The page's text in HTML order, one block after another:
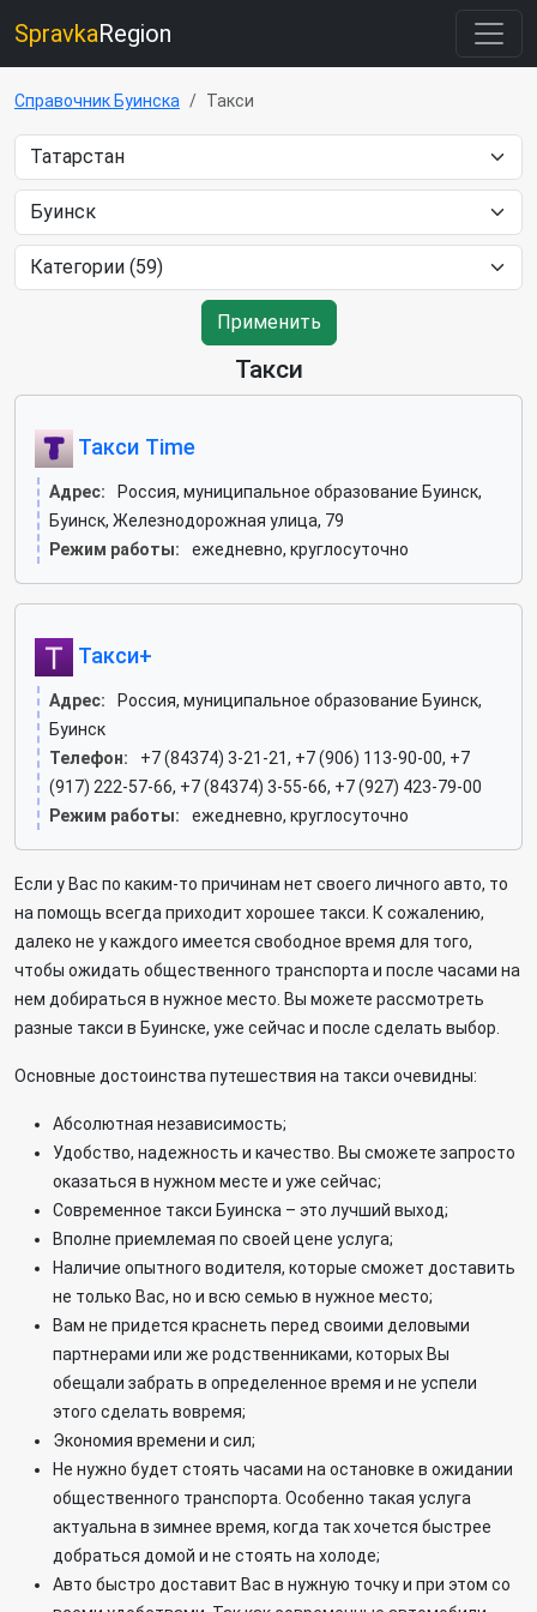
SpravkaRegion
Справочник Буинска Такси
Применить
Такси
Такси Time
Адрес:
Россия, муниципальное образование Буинск,
Буинск, Железнодорожная улица, 79
Режим работы:
ежедневно, круглосуточно
Такси+
Адрес:
Россия, муниципальное образование Буинск,
Буинск
Телефон:
+7 (84374) 3-21-21, +7 (906) 113-90-00, +7
(917) 222-57-66, +7 (84374) 3-55-66, +7 (927) 423-79-00
Режим работы:
ежедневно, круглосуточно
Если у Вас по каким-то причинам нет своего личного авто, то
на помощь всегда приходит хорошее такси. К сожалению,
далеко не у каждого имеется свободное время для того,
чтобы ожидать общественного транспорта и после часами на
нем добираться в нужное место. Вы можете рассмотреть
разные такси в Буинске, уже сейчас и после сделать выбор.
Основные достоинства путешествия на такси очевидны:
Абсолютная независимость;
Удобство, надежность и качество. Вы сможете запросто
оказаться в нужном месте и уже сейчас;
Современное такси Буинска – это лучший выход;
Вполне приемлемая по своей цене услуга;
Наличие опытного водителя, которые сможет доставить
не только Вас, но и всю семью в нужное место;
Вам не придется краснеть перед своими деловыми
партнерами или же родственниками, которых Вы
обещали забрать в определенное время и не успели
этого сделать вовремя;
Экономия времени и сил;
Не нужно будет стоять часами на остановке в ожидании
общественного транспорта. Особенно такая услуга
актуальна в зимнее время, когда так хочется быстрее
добраться домой и не стоять на холоде;
Авто быстро доставит Вас в нужную точку и при этом со